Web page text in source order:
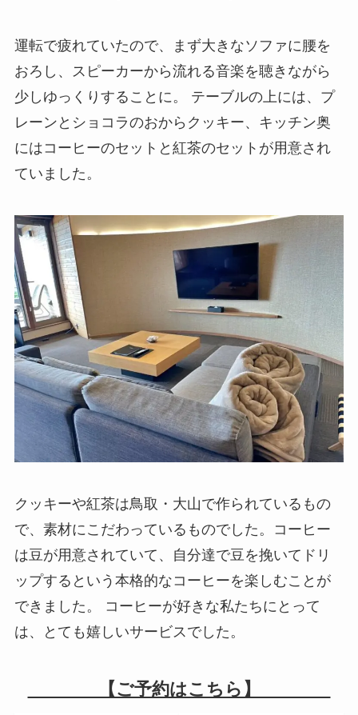
運転で疲れていたので、まず大きなソファに腰を
おろし、スピーカーから流れる音楽を聴きながら
少しゆっくりすることに。 テーブルの上には、プ
レーンとショコラのおからクッキー、キッチン奥
にはコーヒーのセットと紅茶のセットが用意され
ていました。
クッキーや紅茶は鳥取・大山で作られているもの
で、素材にこだわっているものでした。コーヒー
は豆が用意されていて、自分達で豆を挽いてドリ
ップするという本格的なコーヒーを楽しむことが
できました。 コーヒーが好きな私たちにとって
は、とても嬉しいサービスでした。
【ご予約はこちら】